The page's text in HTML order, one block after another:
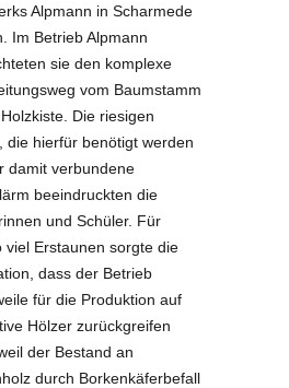
Alpmann in Scharmede
Im Betrieb Alpmann
sie den komplexe
vom Baumstamm
Die riesigen
die hierfür benötigt werden
damit verbundene
beeindruckten die
und Schüler. Für
viel Erstaunen sorgte die
dass der Betrieb
für die Produktion auf
Hölzer zurückgreifen
der Bestand an
durch Borkenkäferbefall